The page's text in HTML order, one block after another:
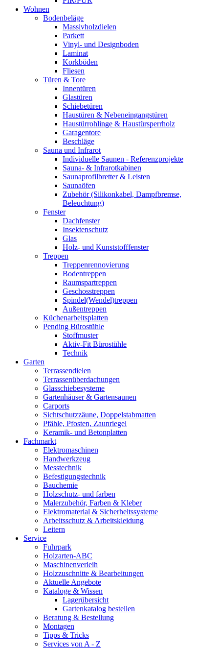
Wohnen
Bodenbeläge
Massivholzdielen
Parkett
Vinyl- und Designboden
Laminat
Korkböden
Fliesen
Türen & Tore
Innentüren
Glastüren
Schiebetüren
Haustüren & Nebeneingangstüren
Haustürrohlinge & Haustürsperrholz
Garagentore
Beschläge
Sauna und Infrarot
Individuelle Saunen - Referenzprojekte
Sauna- & Infrarotkabinen
Saunaprofilbretter & Leisten
Saunaöfen
Zubehör (Silikonkabel, Dampfbremse,
Beleuchtung)
Fenster
Dachfenster
Insektenschutz
Glas
Holz- und Kunststofffenster
Treppen
Treppenrennovierung
Bodentreppen
Raumspartreppen
Geschosstreppen
Spindel(Wendel)treppen
Außentreppen
Küchenarbeitsplatten
Pending Bürostühle
Stoffmuster
Aktiv-Fit Bürostühle
Technik
Garten
Terrassendielen
Terrassenüberdachungen
Glasschiebesysteme
Gartenhäuser & Gartensaunen
Carports
Sichtschutzzäune, Doppelstabmatten
Pfähle, Pfosten, Zaunriegel
Keramik- und Betonplatten
Fachmarkt
Elektromaschinen
Handwerkzeug
Messtechnik
Befestigungstechnik
Bauchemie
Holzschutz- und farben
Malerzubehör, Farben & Kleber
Elektromaterial & Sicherheitssysteme
Arbeitsschutz & Arbeitskleidung
Leitern
Service
Fuhrpark
Holzarten-ABC
Maschinenverleih
Holzzuschnitte & Bearbeitungen
Aktuelle Angebote
Kataloge & Wissen
Lagerübersicht
Gartenkatalog bestellen
Beratung & Bestellung
Montagen
Tipps & Tricks
Services von A - Z